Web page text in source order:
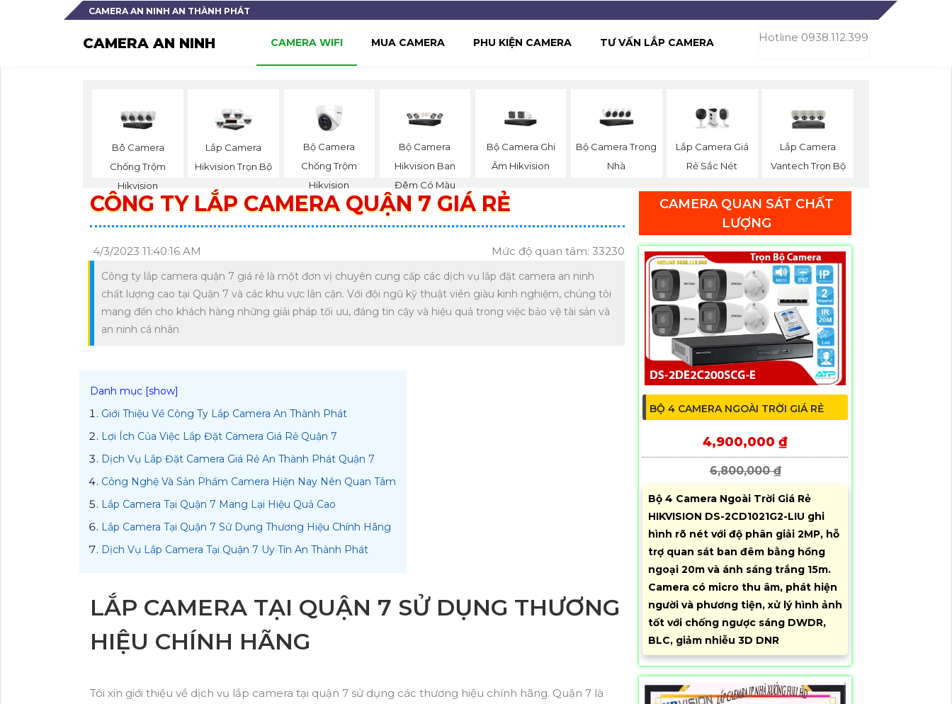
CAMERA AN NINH AN THÀNH PHÁT
CAMERA AN NINH Hotline 0938.112.399
CAMERA WIFI MUA CAMERA PHU KIỆN CAMERA TƯ VẤN LẮP CAMERA
Bô Camera
Chống Trộm
Hikvision
Lắp Camera
Hikvision Trọn Bộ
Bộ Camera
Chống Trộm
Hikvision
Bộ Camera
Hikvision Ban
Đêm Có Màu
Bộ Camera Ghi
Âm Hikvision
Bộ Camera Trong
Nhà
Lắp Camera Giá
Rẻ Sắc Nét
Lắp Camera
Vantech Trọn Bộ
CÔNG TY LẮP CAMERA QUẬN 7 GIÁ RẺ
4/3/2023 11:40:16 AM Mức độ quan tâm: 33230
Công ty lắp camera quận 7 giá rẻ là một đơn vị chuyên cung cấp các dịch vụ lắp đặt camera an ninh
chất lượng cao tại Quận 7 và các khu vực lân cận. Với đội ngũ kỹ thuật viên giàu kinh nghiệm, chúng tôi
mang đến cho khách hàng những giải pháp tối ưu, đáng tin cậy và hiệu quả trong việc bảo vệ tài sản và
an ninh cá nhân
Giới Thiệu Về Công Ty Lắp Camera An Thành Phát
Lợi Ích Của Việc Lắp Đặt Camera Giá Rẻ Quận 7
Dịch Vụ Lắp Đặt Camera Giá Rẻ An Thành Phát Quận 7
Công Nghệ Và Sản Phẩm Camera Hiện Nay Nên Quan Tâm
Lắp Camera Tại Quận 7 Mang Lại Hiệu Quả Cao
Lắp Camera Tại Quận 7 Sử Dụng Thương Hiệu Chính Hãng
Dịch Vụ Lắp Camera Tại Quận 7 Uy Tín An Thành Phát
LẮP CAMERA TẠI QUẬN 7 SỬ DỤNG THƯƠNG
HIỆU CHÍNH HÃNG
Tôi xin giới thiệu về dịch vụ lắp camera tại quận 7 sử dụng các thương hiệu chính hãng. Quận 7 là
CAMERA QUAN SÁT CHẤT
LƯỢNG
BỘ 4 CAMERA NGOÀI TRỜI GIÁ RẺ
4,900,000 ₫
6,800,000 ₫
Bộ 4 Camera Ngoài Trời Giá Rẻ
HIKVISION DS-2CD1021G2-LIU ghi
hình rõ nét với độ phân giải 2MP, hỗ
trợ quan sát ban đêm bằng hồng
ngoại 20m và ánh sáng trắng 15m.
Camera có micro thu âm, phát hiện
người và phương tiện, xử lý hình ảnh
tốt với chống ngược sáng DWDR,
BLC, giảm nhiễu 3D DNR